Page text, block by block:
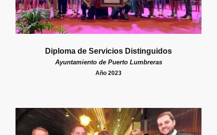
Diploma de Servicios Distinguidos
Ayuntamiento de Puerto Lumbreras
Año 2023